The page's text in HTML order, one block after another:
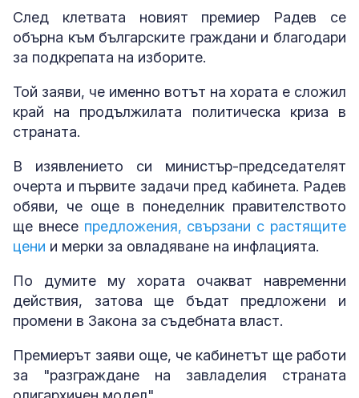
След клетвата новият премиер Радев се
обърна към българските граждани и благодари
за подкрепата на изборите.
Той заяви, че именно вотът на хората е сложил
край на продължилата политическа криза в
страната.
В изявлението си министър-председателят
очерта и първите задачи пред кабинета. Радев
обяви, че още в понеделник правителството
ще внесе предложения, свързани с растящите
цени и мерки за овладяване на инфлацията.
По думите му хората очакват навременни
действия, затова ще бъдат предложени и
промени в Закона за съдебната власт.
Премиерът заяви още, че кабинетът ще работи
за "разграждане на завладелия страната